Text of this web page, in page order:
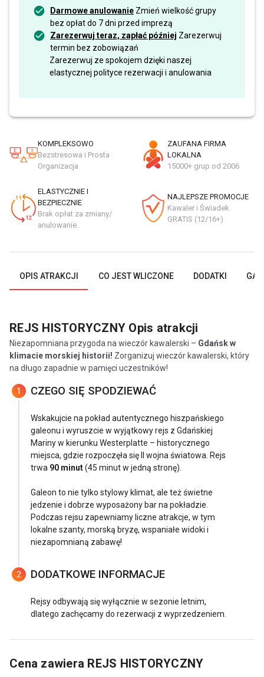
Darmowe anulowanie Zmień wielkość grupy
bez opłat do 7 dni przed imprezą
Zarezerwuj teraz, zapłać później Zarezerwuj
termin bez zobowiązań
Zarezerwuj ze spokojem dzięki naszej
elastycznej polityce rezerwacji i anulowania
KOMPLEKSOWO
Bezstresowa i Prosta
Organizacja
ZAUFANA FIRMA
LOKALNA
15000+ grup od 2006
ELASTYCZNIE I
BEZPIECZNIE
Brak opłat za zmiany/
anulowanie.
NAJLEPSZE PROMOCJE
Kawaler i Świadek
GRATIS (12/16+)
OPIS ATRAKCJI CO JEST WLICZONE DODATKI
REJS HISTORYCZNY Opis atrakcji
Niezapomniana przygoda na wieczór kawalerski – Gdańsk w
klimacie morskiej historii! Zorganizuj wieczór kawalerski, który
na długo zapadnie w pamięci uczestników!
1 CZEGO SIĘ SPODZIEWAĆ
Wskakujcie na pokład autentycznego hiszpańskiego
galeonu i wyruszcie w wyjątkowy rejs z Gdańskiej
Mariny w kierunku Westerplatte – historycznego
miejsca, gdzie rozpoczęła się II wojna światowa. Rejs
trwa 90 minut(45 minut w jedną stronę).
Galeon to nie tylko stylowy klimat, ale też świetne
jedzenie i dobrze wyposażony bar na pokładzie.
Podczas rejsu zapewniamy liczne atrakcje, w tym
lokalne szanty, morską bryzę, wspaniałe widoki i
niezapomnianą zabawę!
2 DODATKOWE INFORMACJE
Rejsy odbywają się wyłącznie w sezonie letnim,
dlatego zachęcamy do rezerwacji z wyprzedzeniem.
Cena zawiera REJS HISTORYCZNY